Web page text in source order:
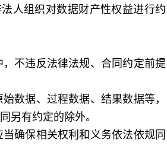
人组织对数据财产性权益进行约
不违反法律法规、合同约定前提
据、过程数据、结果数据等，
另有约定的除外。
确保相关权利和义务依法依规同